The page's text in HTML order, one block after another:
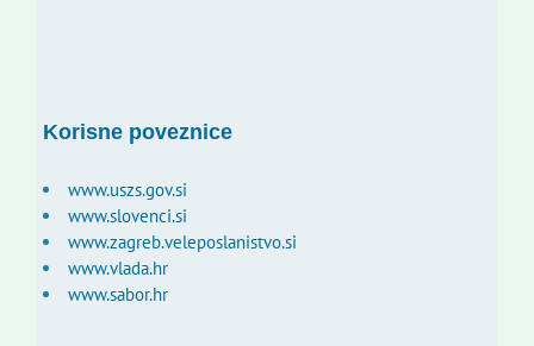
Korisne poveznice
www.uszs.gov.si
www.slovenci.si
www.zagreb.veleposlanistvo.si
www.vlada.hr
www.sabor.hr